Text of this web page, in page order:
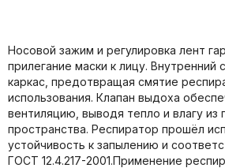
Носовой зажим и регулировка лент
прилегание маски к лицу. Внутренний
каркас, предотвращая смятие
использования. Клапан выдоха
вентиляцию, выводя тепло и влагу из
пространства. Респиратор прошёл
устойчивость к запылению и
ГОСТ 12.4.217-2001.Применение